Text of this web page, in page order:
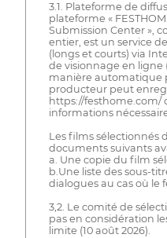
3.1. Plateforme de
plateforme «
Submission Center »,
entier, est un service
(longs et courts) via
de visionnage en ligne
manière automatique
producteur peut
https://festhome.com/
informations
Les films sélectionnés
documents suivants
a. Une copie du film
b.Une liste des sous-
dialogues au cas où le
3,2. Le comité de
pas en considération
limite (10 août 2026).